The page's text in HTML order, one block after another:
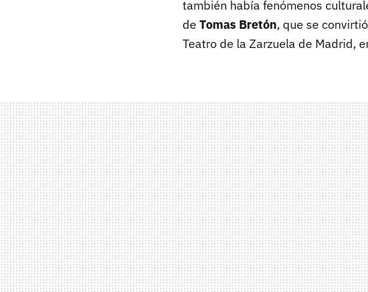
también había fenómenos
de Tomas Bretón, que se
Teatro de la Zarzuela de Madrid,